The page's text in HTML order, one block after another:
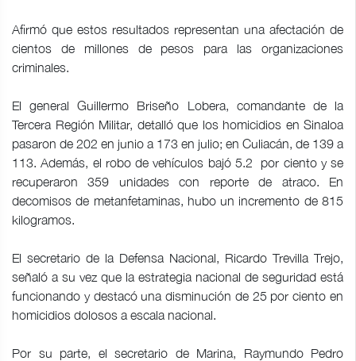
Afirmó que estos resultados representan una afectación de
cientos de millones de pesos para las organizaciones
criminales.
El general Guillermo Briseño Lobera, comandante de la
Tercera Región Militar, detalló que los homicidios en Sinaloa
pasaron de 202 en junio a 173 en julio; en Culiacán, de 139 a
113. Además, el robo de vehículos bajó 5.2 por ciento y se
recuperaron 359 unidades con reporte de atraco. En
decomisos de metanfetaminas, hubo un incremento de 815
kilogramos.
El secretario de la Defensa Nacional, Ricardo Trevilla Trejo,
señaló a su vez que la estrategia nacional de seguridad está
funcionando y destacó una disminución de 25 por ciento en
homicidios dolosos a escala nacional.
Por su parte, el secretario de Marina, Raymundo Pedro